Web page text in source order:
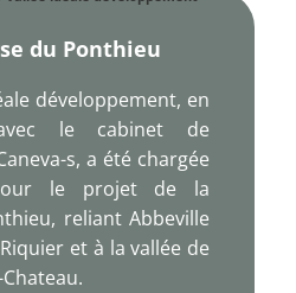
du Ponthieu
développement, en
le cabinet de
s, a été chargée
le projet de la
reliant Abbeville
et à la vallée de